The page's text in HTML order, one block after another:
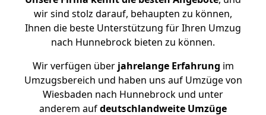
wir sind stolz darauf, behaupten zu können,
Ihnen die beste Unterstützung für Ihren Umzug
nach Hunnebrock bieten zu können.
Wir verfügen überjahrelange Erfahrung im
Umzugsbereich und haben uns auf Umzüge von
Wiesbaden nach Hunnebrock und unter
anderem aufdeutschlandweite Umzüge